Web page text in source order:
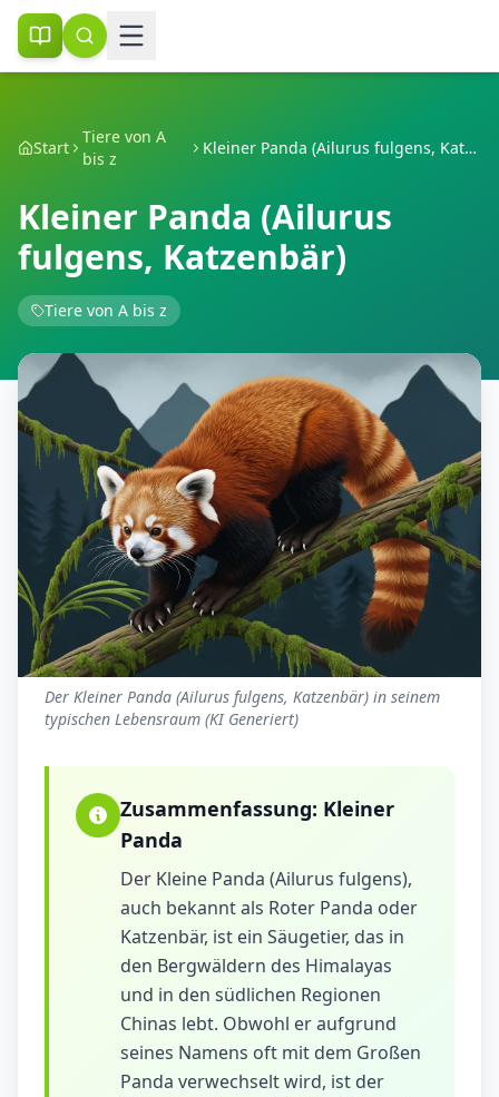
Start
Tiere von A
bis z
Kleiner Panda (Ailurus fulgens, Katzenbär)
Kleiner Panda (Ailurus
fulgens, Katzenbär)
Tiere von A bis z
Der Kleiner Panda (Ailurus fulgens, Katzenbär) in seinem
typischen Lebensraum (KI Generiert)
Zusammenfassung: Kleiner
Panda
Der Kleine Panda (Ailurus fulgens),
auch bekannt als Roter Panda oder
Katzenbär, ist ein Säugetier, das in
den Bergwäldern des Himalayas
und in den südlichen Regionen
Chinas lebt. Obwohl er aufgrund
seines Namens oft mit dem Großen
Panda verwechselt wird, ist der